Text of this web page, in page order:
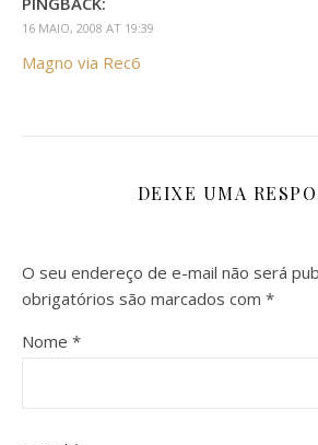
16 MAIO, 2008 AT 19:39
Magno via Rec6
DEIXE UMA
O seu endereço de e-mail não será
obrigatórios são marcados com *
Nome *